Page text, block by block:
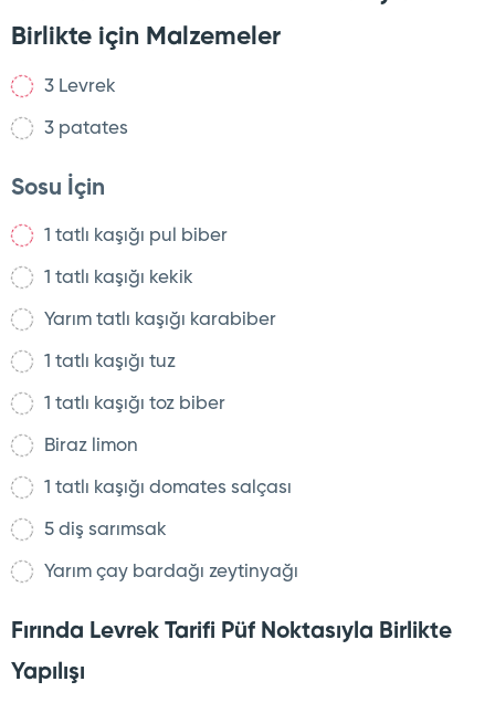
Birlikte için Malzemeler
3 Levrek
3 patates
Sosu İçin
1 tatlı kaşığı pul biber
1 tatlı kaşığı kekik
Yarım tatlı kaşığı karabiber
1 tatlı kaşığı tuz
1 tatlı kaşığı toz biber
Biraz limon
1 tatlı kaşığı domates salçası
5 diş sarımsak
Yarım çay bardağı zeytinyağı
Fırında Levrek Tarifi Püf Noktasıyla Birlikte
Yapılışı